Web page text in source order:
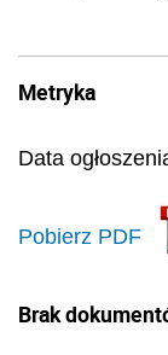
Metryka
Data
Pobierz PDF
Brak